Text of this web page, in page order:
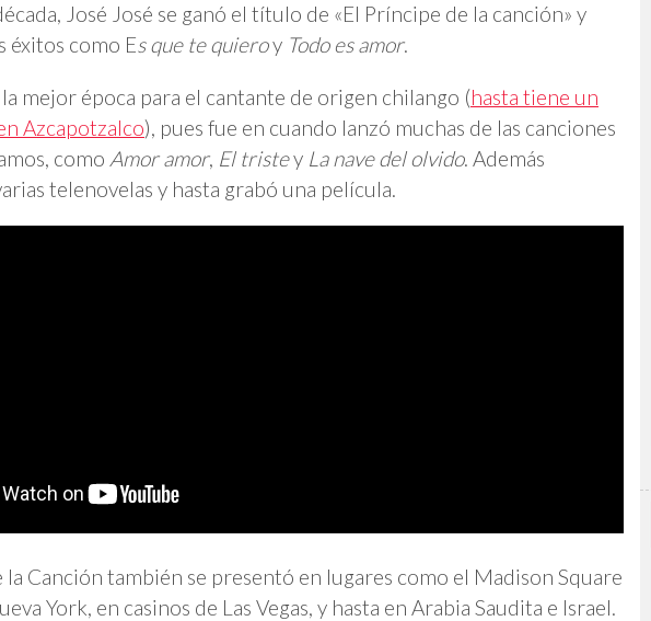
José José se ganó el título de «El Príncipe de la canción» y
éxitos como Es que te quieroy Todo es amor.
mejor época para el cantante de origen chilango (hasta tiene un
Azcapotzalco), pues fue en cuando lanzó muchas de las canciones
como Amor amor, El tristey La nave del olvido. Además
telenovelas y hasta grabó una película.
la Canción también se presentó en lugares como el Madison Square
York, en casinos de Las Vegas, y hasta en Arabia Saudita e Israel.